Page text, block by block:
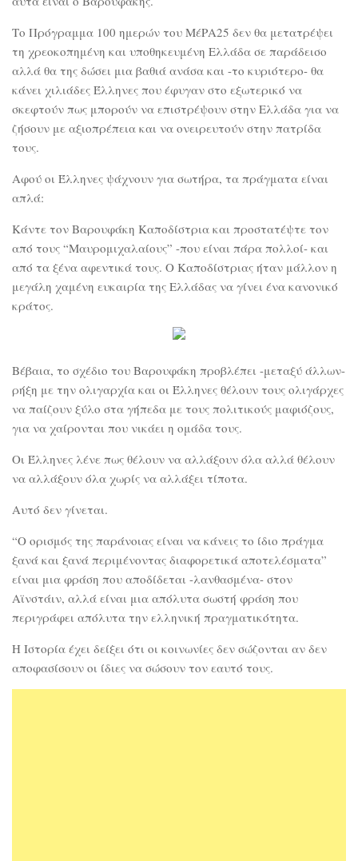
Το Πρόγραμμα 100 ημερών του ΜέΡΑ25 δεν θα μετατρέψει
τη χρεοκοπημένη και υποθηκευμένη Ελλάδα σε παράδεισο
αλλά θα της δώσει μια βαθιά ανάσα και -το κυριότερο- θα
κάνει χιλιάδες Έλληνες που έφυγαν στο εξωτερικό να
σκεφτούν πως μπορούν να επιστρέψουν στην Ελλάδα για να
ζήσουν με αξιοπρέπεια και να ονειρευτούν στην πατρίδα
τους.
Αφού οι Έλληνες ψάχνουν για σωτήρα, τα πράγματα είναι
απλά:
Κάντε τον Βαρουφάκη Καποδίστρια και προστατέψτε τον
από τους “Μαυρομιχαλαίους” -που είναι πάρα πολλοί- και
από τα ξένα αφεντικά τους. Ο Καποδίστριας ήταν μάλλον η
μεγάλη χαμένη ευκαιρία της Ελλάδας να γίνει ένα κανονικό
κράτος.
Βέβαια, το σχέδιο του Βαρουφάκη προβλέπει -μεταξύ άλλων-
ρήξη με την ολιγαρχία και οι Έλληνες θέλουν τους ολιγάρχες
να παίζουν ξύλο στα γήπεδα με τους πολιτικούς μαφιόζους,
για να χαίρονται που νικάει η ομάδα τους.
Οι Έλληνες λένε πως θέλουν να αλλάξουν όλα αλλά θέλουν
να αλλάξουν όλα χωρίς να αλλάξει τίποτα.
Αυτό δεν γίνεται.
“Ο ορισμός της παράνοιας είναι να κάνεις το ίδιο πράγμα
ξανά και ξανά περιμένοντας διαφορετικά αποτελέσματα”
είναι μια φράση που αποδίδεται -λανθασμένα- στον
Αϊνστάιν, αλλά είναι μια απόλυτα σωστή φράση που
περιγράφει απόλυτα την ελληνική πραγματικότητα.
Η Ιστορία έχει δείξει ότι οι κοινωνίες δεν σώζονται αν δεν
αποφασίσουν οι ίδιες να σώσουν τον εαυτό τους.